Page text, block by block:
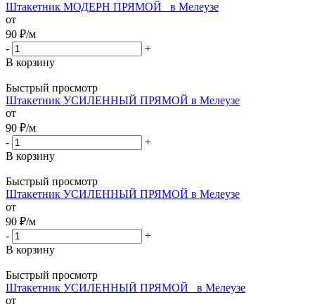
Штакетник МОДЕРН ПРЯМОЙ_ в Мелеузе
от
90 ₽/м
-
+
В корзину
Быстрый просмотр
Штакетник УСИЛЕННЫЙ ПРЯМОЙ в Мелеузе
от
90 ₽/м
-
+
В корзину
Быстрый просмотр
Штакетник УСИЛЕННЫЙ ПРЯМОЙ в Мелеузе
от
90 ₽/м
-
+
В корзину
Быстрый просмотр
Штакетник УСИЛЕННЫЙ ПРЯМОЙ_ в Мелеузе
от